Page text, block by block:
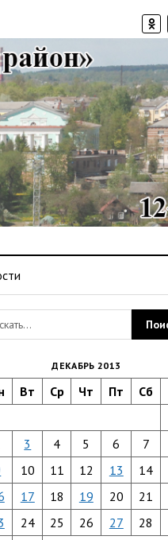
ДЕКАБРЬ 2013
Вт Ср Чт Пт Сб
3 4 5 6 7
10 11 12 13 14
17 18 19 20 21
24 25 26 27 28